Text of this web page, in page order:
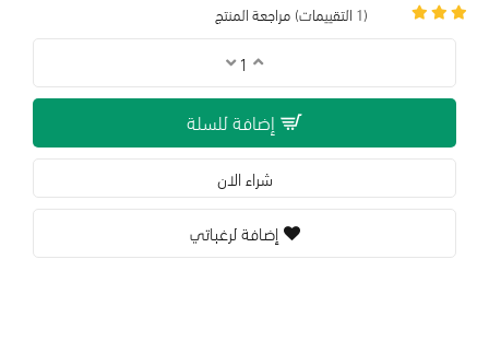
(1 التقييمات) مراجعة المنتج
إضافة للسلة
شراء الان
إضافة لرغباتي